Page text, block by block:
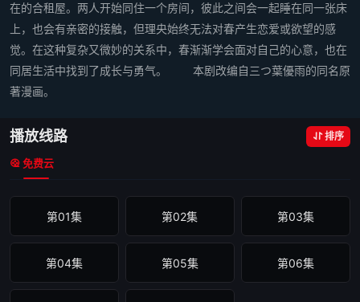
在的合租屋。两人开始同住一个房间，彼此之间会一起睡在同一张床
上，也会有亲密的接触，但理央始终无法对春产生恋爱或欲望的感
觉。在这种复杂又微妙的关系中，春渐渐学会面对自己的心意，也在
同居生活中找到了成长与勇气。 本剧改编自三つ葉優雨的同名原
著漫画。
播放线路 排序
免费云
第01集 第02集 第03集
第04集 第05集 第06集